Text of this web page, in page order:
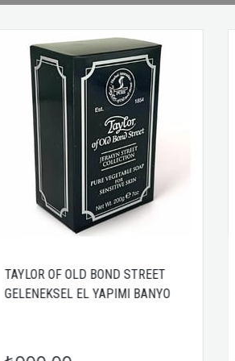
TAYLOR OF OLD BOND STREET
GELENEKSEL EL YAPIMI BANYO